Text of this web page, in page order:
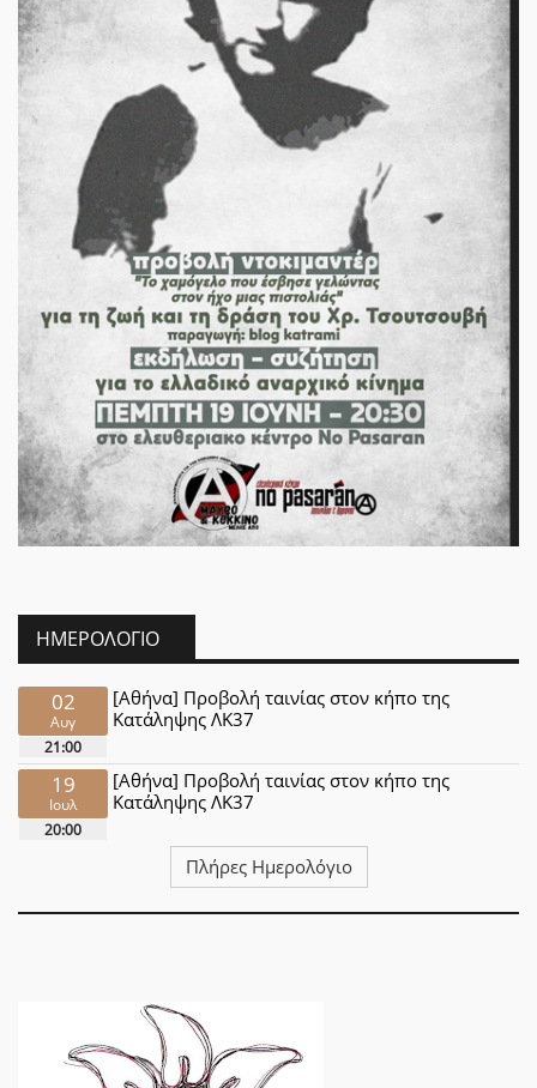
ΗΜΕΡΟΛΌΓΙΟ
02
Αυγ
21:00
[Αθήνα] Προβολή ταινίας στον κήπο της
Κατάληψης ΛΚ37
19
Ιουλ
20:00
[Αθήνα] Προβολή ταινίας στον κήπο της
Κατάληψης ΛΚ37
Πλήρες Ημερολόγιο